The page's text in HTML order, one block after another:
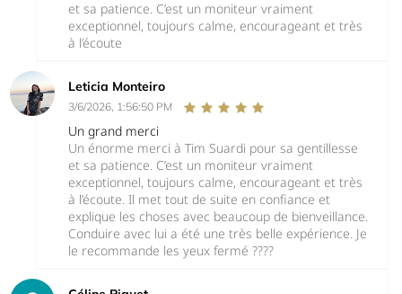
et sa patience. C’est un moniteur vraiment
exceptionnel, toujours calme, encourageant et très
à l’écoute
Leticia Monteiro
3/6/2026, 1:56:50 PM
Un grand merci
Un énorme merci à Tim Suardi pour sa gentillesse
et sa patience. C’est un moniteur vraiment
exceptionnel, toujours calme, encourageant et très
à l’écoute. Il met tout de suite en confiance et
explique les choses avec beaucoup de bienveillance.
Conduire avec lui a été une très belle expérience. Je
le recommande les yeux fermé ????